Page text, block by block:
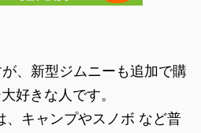
、新型ジムニーも追加で購
好きな人です。
、キャンプやスノボ など普